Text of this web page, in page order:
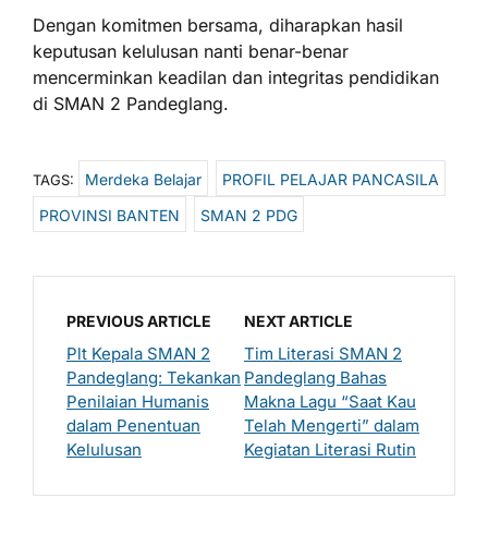
Dengan komitmen bersama, diharapkan hasil
keputusan kelulusan nanti benar-benar
mencerminkan keadilan dan integritas pendidikan
di SMAN 2 Pandeglang.
TAGS: Merdeka Belajar
PROFIL PELAJAR PANCASILA
PROVINSI BANTEN
SMAN 2 PDG
PREVIOUS ARTICLE
Plt Kepala SMAN 2
Pandeglang: Tekankan
Penilaian Humanis
dalam Penentuan
Kelulusan
NEXT ARTICLE
Tim Literasi SMAN 2
Pandeglang Bahas
Makna Lagu “Saat Kau
Telah Mengerti” dalam
Kegiatan Literasi Rutin